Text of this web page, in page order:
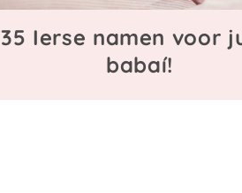
35 Ierse namen voor
babaí!